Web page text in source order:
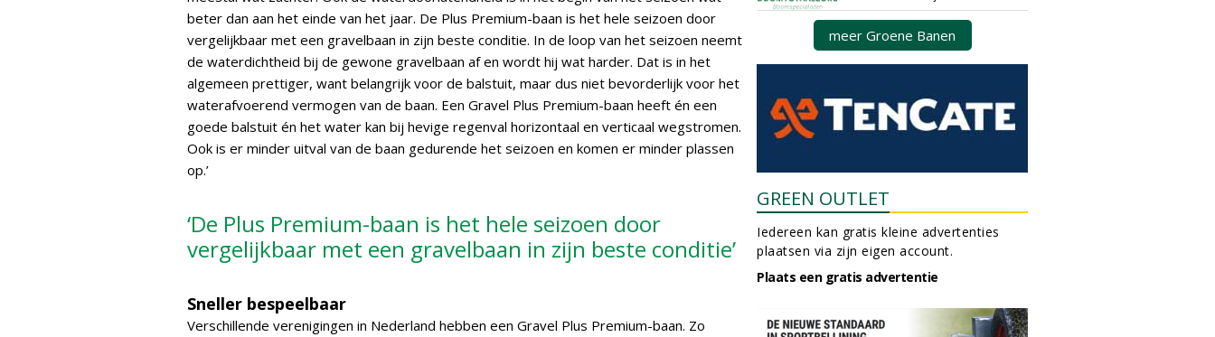
beter dan aan het einde van het jaar. De Plus Premium-baan is het hele seizoen door
vergelijkbaar met een gravelbaan in zijn beste conditie. In de loop van het seizoen neemt
de waterdichtheid bij de gewone gravelbaan af en wordt hij wat harder. Dat is in het
algemeen prettiger, want belangrijk voor de balstuit, maar dus niet bevorderlijk voor het
waterafvoerend vermogen van de baan. Een Gravel Plus Premium-baan heeft én een
goede balstuit én het water kan bij hevige regenval horizontaal en verticaal wegstromen.
Ook is er minder uitval van de baan gedurende het seizoen en komen er minder plassen
op.’
‘De Plus Premium-baan is het hele seizoen door
vergelijkbaar met een gravelbaan in zijn beste conditie’
Sneller bespeelbaar
Verschillende verenigingen in Nederland hebben een Gravel Plus Premium-baan. Zo
meer Groene Banen
GREEN OUTLET
Iedereen kan gratis kleine advertenties
plaatsen via zijn eigen account.
Plaats een gratis advertentie